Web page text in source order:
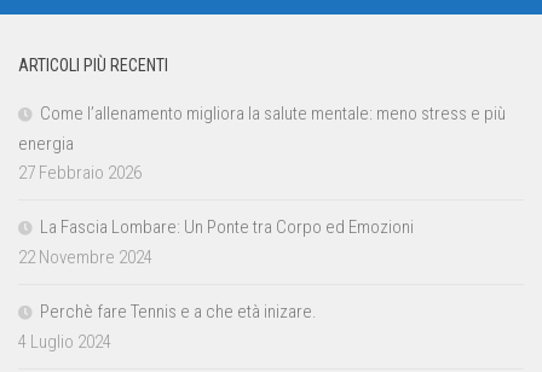
ARTICOLI PIÙ RECENTI
Come l’allenamento migliora la salute mentale: meno stress e più
energia
27 Febbraio 2026
La Fascia Lombare: Un Ponte tra Corpo ed Emozioni
22 Novembre 2024
Perchè fare Tennis e a che età inizare.
4 Luglio 2024